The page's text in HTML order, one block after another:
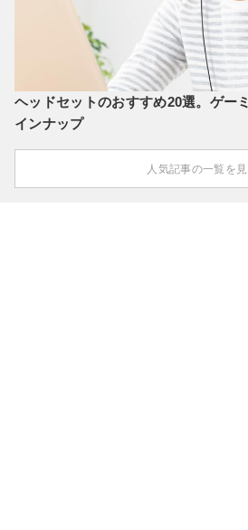
ヘッドセットのおすすめ20選。ゲー
インナップ
人気記事の一覧を